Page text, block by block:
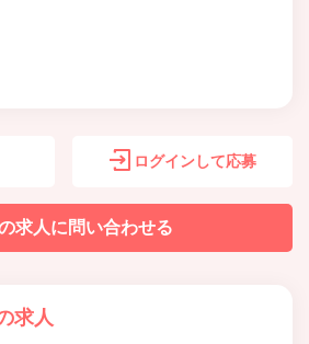
ログインして応募
求人に問い合わせる
求人